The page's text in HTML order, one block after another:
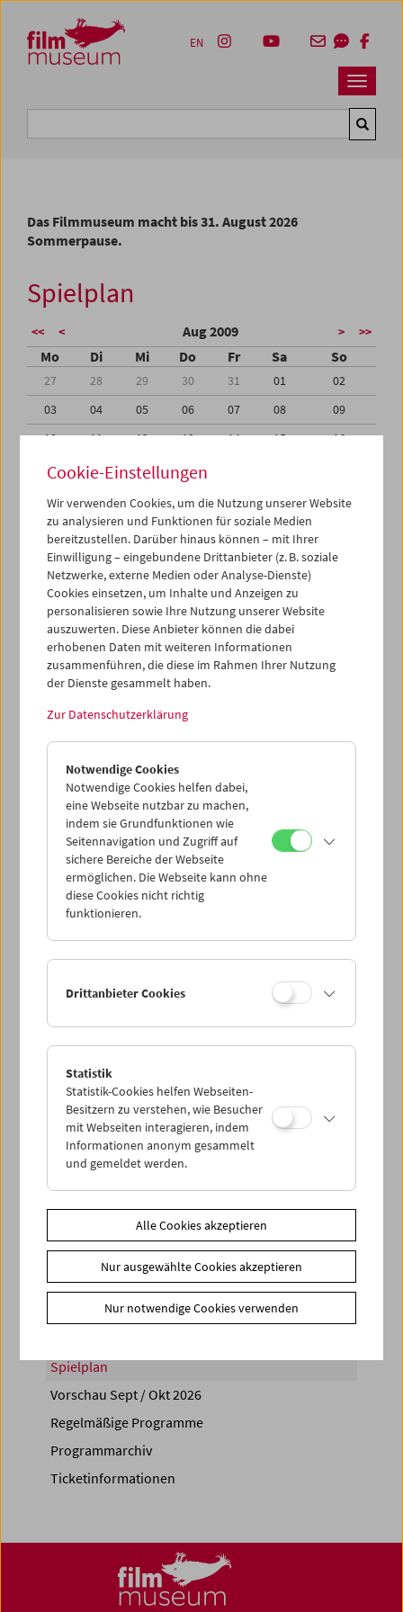
Zum Inhalt
Zum Hauptmenü
Zur Servicenavigation
Zum Suche
Navbar
EN
Das Filmmuseum macht bis 31. August 2026
Sommerpause.
Spielplan
<< < Aug 2009 > >>
Mo Di Mi Do Fr Sa So
27 28 29 30 31 01
02
03
04 05 06 07 08
09
10
11 12 13 14 15
16
17
18 19 20
24
26 28
30
31
01 02 03 04 05
iCalender
Programmheft-PDF
English language or subtitles
< Vorherige Woche
Mo 24.8.
Di 25.8.
Mi 26.8.
Do 27.8.
Sa 29.8.
PROGRAMM ÜBERBLICK
Share on
Spielplan
Vorschau Sept / Okt 2026
Regelmäßige Programme
Programmarchiv
Ticketinformationen
Cookie-Einstellungen
Wir verwenden Cookies, um die Nutzung unserer Website
zu analysieren und Funktionen für soziale Medien
bereitzustellen. Darüber hinaus können – mit Ihrer
Einwilligung – eingebundene Drittanbieter (z. B. soziale
Netzwerke, externe Medien oder Analyse-Dienste)
Cookies einsetzen, um Inhalte und Anzeigen zu
personalisieren sowie Ihre Nutzung unserer Website
auszuwerten. Diese Anbieter können die dabei
erhobenen Daten mit weiteren Informationen
zusammenführen, die diese im Rahmen Ihrer Nutzung
der Dienste gesammelt haben.
Zur Datenschutzerklärung
Notwendige Cookies
Notwendige Cookies helfen dabei,
eine Webseite nutzbar zu machen,
indem sie Grundfunktionen wie
Seitennavigation und Zugriff auf
sichere Bereiche der Webseite
ermöglichen. Die Webseite kann ohne
diese Cookies nicht richtig
funktionieren.
Drittanbieter Cookies
Statistik
Statistik-Cookies helfen Webseiten-
Besitzern zu verstehen, wie Besucher
mit Webseiten interagieren, indem
Informationen anonym gesammelt
und gemeldet werden.
Alle Cookies akzeptieren
Nur ausgewählte Cookies akzeptieren
Nur notwendige Cookies verwenden